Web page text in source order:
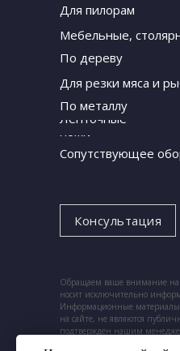
Консультация
Для пилорам
Мебельные,
По дереву
Для резки мяса и
Обращаем ваше внимание на
носит исключительно
Информационные
на сайте, не являются
подтвержден нашим
По металлу
Ленточные
ножи
Сопутствующее